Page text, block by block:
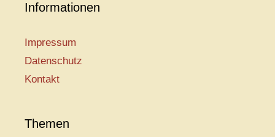
Informationen
Impressum
Datenschutz
Kontakt
Themen